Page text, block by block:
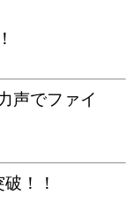
声でファイ
！！